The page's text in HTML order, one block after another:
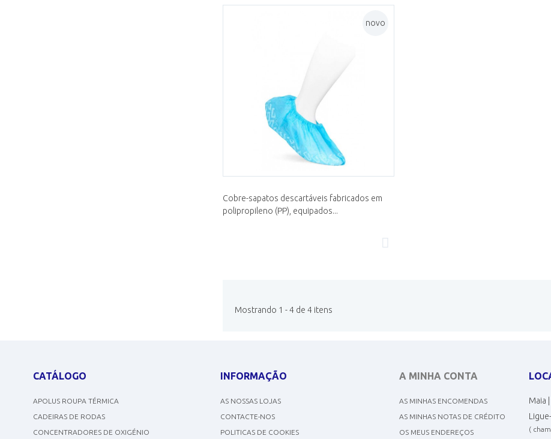
novo
Cobre-sapatos descartáveis fabricados em
polipropileno (PP), equipados...
Mostrando 1 - 4 de 4 itens
CATÁLOGO
APOLUS ROUPA TÉRMICA
CADEIRAS DE RODAS
CONCENTRADORES DE OXIGÉNIO
INFORMAÇÃO
AS NOSSAS LOJAS
CONTACTE-NOS
POLITICAS DE COOKIES
A MINHA CONTA
AS MINHAS ENCOMENDAS
AS MINHAS NOTAS DE CRÉDITO
OS MEUS ENDEREÇOS
Maia
(